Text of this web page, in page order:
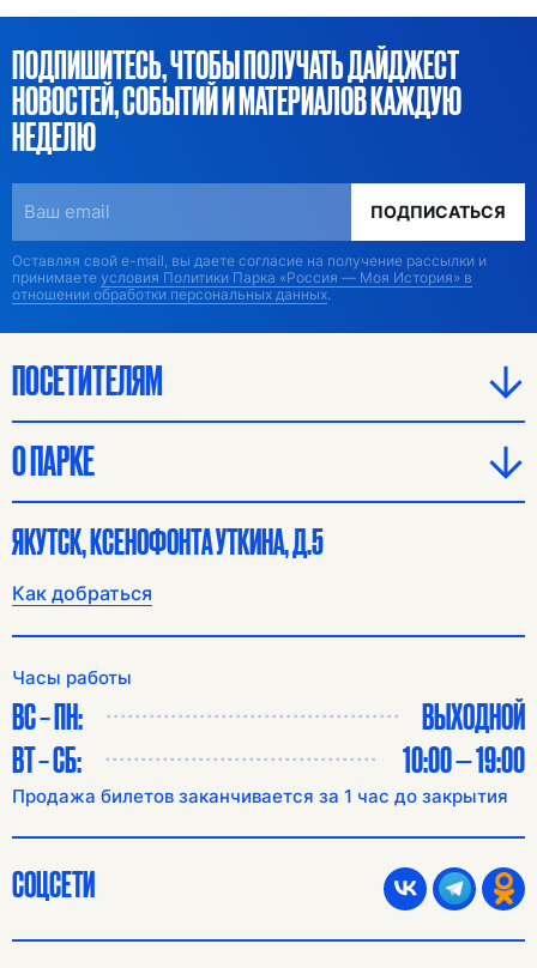
ПОДПИШИТЕСЬ, ЧТОБЫ ПОЛУЧАТЬ ДАЙДЖЕСТ
НОВОСТЕЙ, СОБЫТИЙ И МАТЕРИАЛОВ КАЖДУЮ
НЕДЕЛЮ
ПОДПИСАТЬСЯ
Оставляя свой e-mail, вы даете согласие на получение рассылки и
принимаете условия Политики Парка «Россия — Моя История» в
отношении обработки персональных данных.
ПОСЕТИТЕЛЯМ
О ПАРКЕ
ЯКУТСК, КСЕНОФОНТА УТКИНА, Д.5
Как добраться
Часы работы
ВС – ПН:
ВЫХОДНОЙ
ВТ – СБ:
10:00 — 19:00
Продажа билетов заканчивается за 1 час до закрытия
СОЦСЕТИ